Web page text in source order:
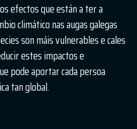
efectos que están a ter a
climático nas augas galegas
son máis vulnerables e cales
estes impactos e
pode aportar cada persoa
tan global.